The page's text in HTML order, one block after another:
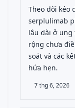
Theo dõi kéo
serplulimab
lâu dài ở ung
rộng chưa
soát và các
hứa hẹn.
7 thg 6, 2026